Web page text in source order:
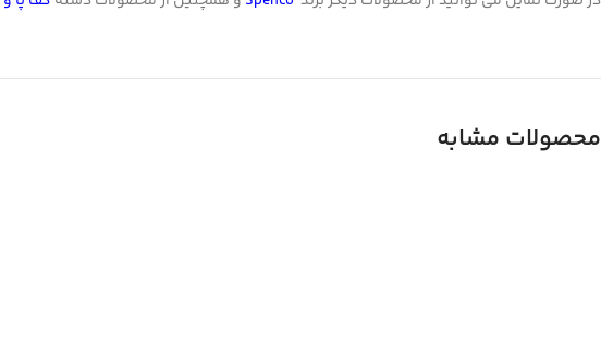
محصولات مشابه